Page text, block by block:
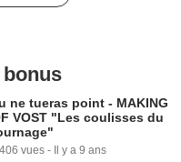
380 vues
ne tueras point - MAKING
VOST "Les coulisses du
vues - Il y a 9 ans